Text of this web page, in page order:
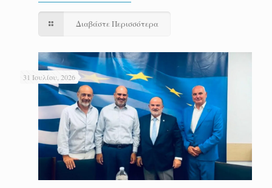
Διαβάστε Περισσότερα
31 Ιουλίου, 2026